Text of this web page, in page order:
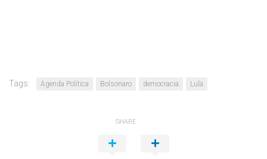
Tags: Agenda Política Bolsonaro democracia Lula
SHARE